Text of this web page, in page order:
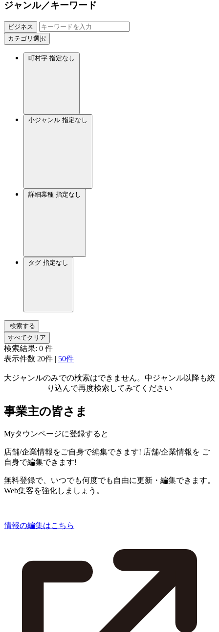
ジャンル／キーワード
ビジネス
カテゴリ選択
町村字 指定なし
小ジャンル 指定なし
詳細業種 指定なし
タグ 指定なし
検索する
すべてクリア
検索結果: 0 件
表示件数 20件 | 50件
大ジャンルのみでの検索はできません。中ジャンル以降も絞
り込んで再度検索してみてください
事業主の皆さま
Myタウンページに登録すると
店舗/企業情報をご自身で編集できます! 店舗/企業情報を ご
自身で編集できます!
無料登録で、いつでも何度でも自由に更新・編集できます。
Web集客を強化しましょう。
情報の編集はこちら